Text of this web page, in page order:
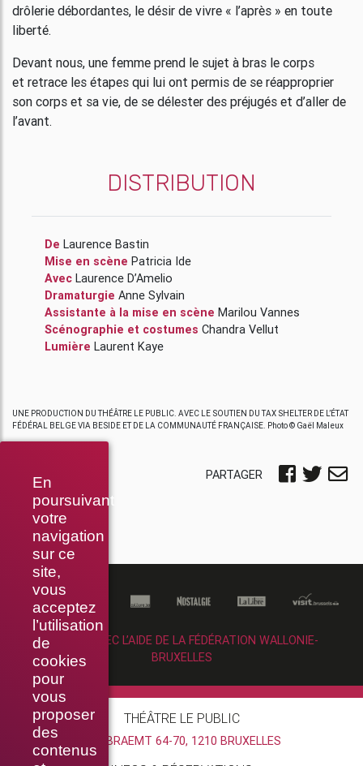
En
poursuivant
votre
navigation
sur ce
site,
vous
acceptez
l’utilisation
de
cookies
pour
vous
proposer
des
contenus
drôlerie débordantes, le désir de vivre « l’après » en toute
liberté.
Devant nous, une femme prend le sujet à bras le corps
et retrace les étapes qui lui ont permis de se réapproprier
son corps et sa vie, de se délester des préjugés et d’aller de
l’avant.
DISTRIBUTION
De Laurence Bastin
Mise en scène
Patricia Ide
Avec
Laurence D’Amelio
Dramaturgie
Anne Sylvain
Assistante à la mise en scène Marilou Vannes
Scénographie et costumes Chandra Vellut
Lumière Laurent Kaye
UNE PRODUCTION DU THÉÂTRE LE PUBLIC. AVEC LE SOUTIEN DU TAX SHELTER DE L’ÉTAT
FÉDÉRAL BELGE VIA BESIDE ET DE LA COMMUNAUTÉ FRANÇAISE. Photo © Gaël Maleux
PARTAGER
RÉALISÉ AVEC L’AIDE DE LA FÉDÉRATION WALLONIE-
BRUXELLES
THÉÂTRE LE PUBLIC
RUE BRAEMT 64-70, 1210 BRUXELLES